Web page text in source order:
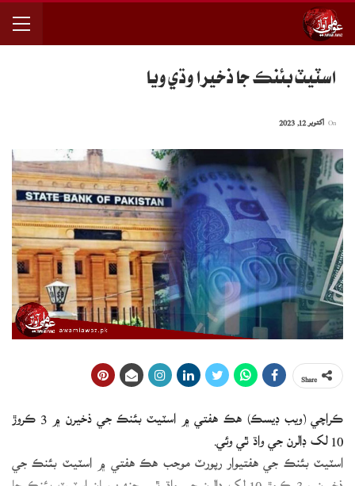
اسٽيٽ بئنڪ جا ذخيرا وڌي ويا
اکتوبر 12, 2023
اسٽيٽ بئنڪ جي هفتيوار رپورٽ موجب هڪ هفتي ۾ اسٽيٽ بئنڪ جي
ذخيرن ۾3 ڪروڙ 10 لک ڊالرن جي واڌ ٿي، جنهن سان اسٽيٽ بئنڪ جا